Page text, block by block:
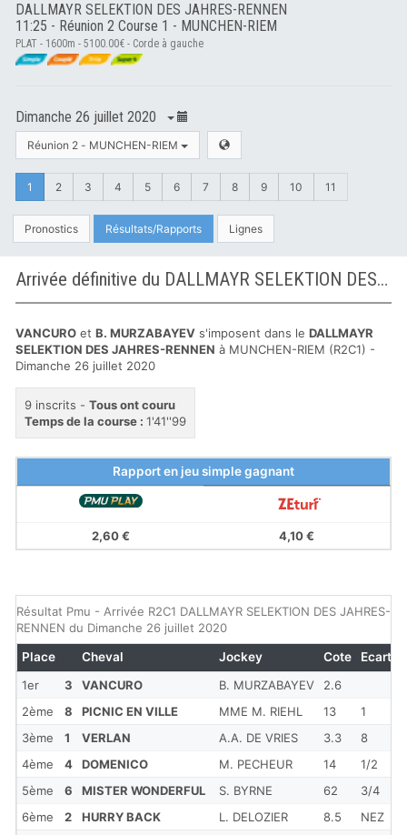
DALLMAYR SELEKTION DES JAHRES-RENNEN
11:25 - Réunion 2 Course 1 - MUNCHEN-RIEM
PLAT - 1600m - 5100.00€ - Corde à gauche
Dimanche 26 juillet 2020
Réunion 2 - MUNCHEN-RIEM
1 2 3 4 5 6 7 8 9 10 11
Pronostics Résultats/Rapports Lignes
Arrivée définitive du DALLMAYR SELEKTION DES JAHRES-RENNEN à MUNCHEN-RIEM
VANCURO et B. MURZABAYEV s'imposent dans le DALLMAYR
SELEKTION DES JAHRES-RENNEN à MUNCHEN-RIEM (R2C1) -
Dimanche 26 juillet 2020
9 inscrits - Tous ont couru
Temps de la course : 1'41''99
Rapport en jeu simple gagnant
2,60 € 4,10 €
Résultat Pmu - Arrivée R2C1 DALLMAYR SELEKTION DES JAHRES-
RENNEN du Dimanche 26 juillet 2020
1er 3 VANCURO B. MURZABAYEV
2.6
2ème
8 PICNIC EN VILLE MME M. RIEHL 13
1
3ème
1 VERLAN A.A. DE VRIES 3.3
8
4ème
4 DOMENICO M. PECHEUR 14
1/2
5ème
6 MISTER WONDERFUL S. BYRNE 62
3/4
6ème
2 HURRY BACK L. DELOZIER 8.5
NEZ
Place Cheval Jockey Cote Ecart